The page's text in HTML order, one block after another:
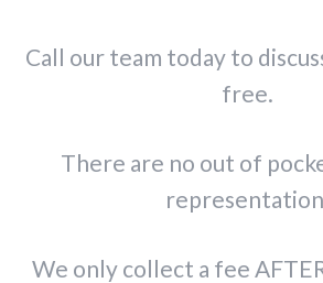
Call our team today to
free.
There are no out of
We only collect a fee